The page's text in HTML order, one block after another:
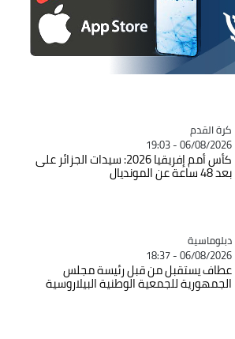
Catégorie
كرة القدم
06/08/2026 - 19:03
كأس أمم إفريقيا 2026: سيدات الجزائر على
بعد 48 ساعة عن المونديال
Catégorie
دبلوماسية
06/08/2026 - 18:37
عطاف يستقبل من قبل رئيسة مجلس
الجمهورية للجمعية الوطنية البيلاروسية